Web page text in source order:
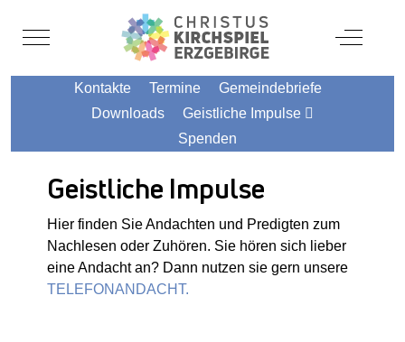
Mobile Menu Toggle Off-
Kontakte Termine
Gemeindebriefe
Downloads
Geistliche Impulse
Spenden
Geistliche Impulse
Hier finden Sie Andachten und Predigten zum
Nachlesen oder Zuhören. Sie hören sich lieber
eine Andacht an? Dann nutzen sie gern unsere
TELEFONANDACHT.